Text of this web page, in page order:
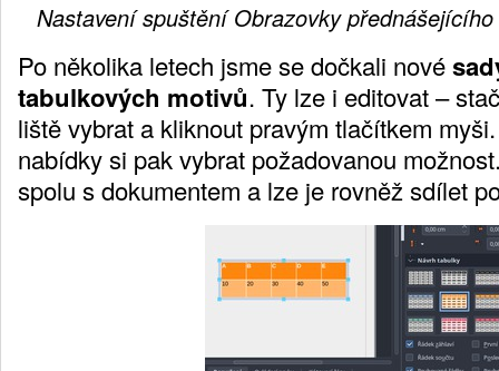
Nastavení spuštění Obrazovky
Po několika letech jsme se dočkali nové
tabulkových motivů. Ty lze i editovat –
liště vybrat a kliknout pravým tlačítkem
nabídky si pak vybrat požadovanou
spolu s dokumentem a lze je rovněž sdílet